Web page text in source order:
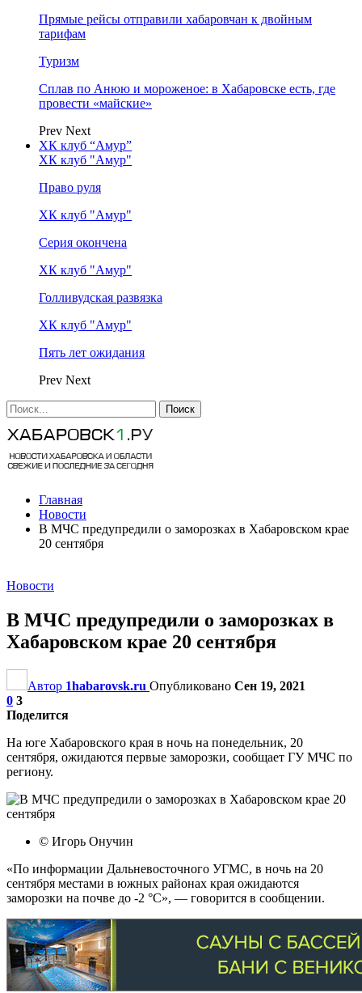
Прямые рейсы отправили хабаровчан к двойным
тарифам
Туризм
Сплав по Анюю и мороженое: в Хабаровске есть, где
провести «майские»
Prev Next
ХК клуб “Амур”
ХК клуб "Амур"
Право руля
ХК клуб "Амур"
Серия окончена
ХК клуб "Амур"
Голливудская развязка
ХК клуб "Амур"
Пять лет ожидания
Prev Next
Главная
Новости
В МЧС предупредили о заморозках в Хабаровском крае
20 сентября
Новости
В МЧС предупредили о заморозках в
Хабаровском крае 20 сентября
Автор 1habarovsk.ru Опубликовано Сен 19, 2021
0 3
Поделится
На юге Хабаровского края в ночь на понедельник, 20
сентября, ожидаются первые заморозки, сообщает ГУ МЧС по
региону.
© Игорь Онучин
«По информации Дальневосточного УГМС, в ночь на 20
сентября местами в южных районах края ожидаются
заморозки на почве до -2 °C», — говорится в сообщении.